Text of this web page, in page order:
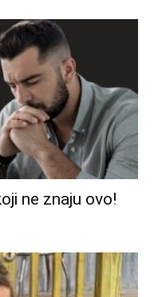
ne znaju ovo!